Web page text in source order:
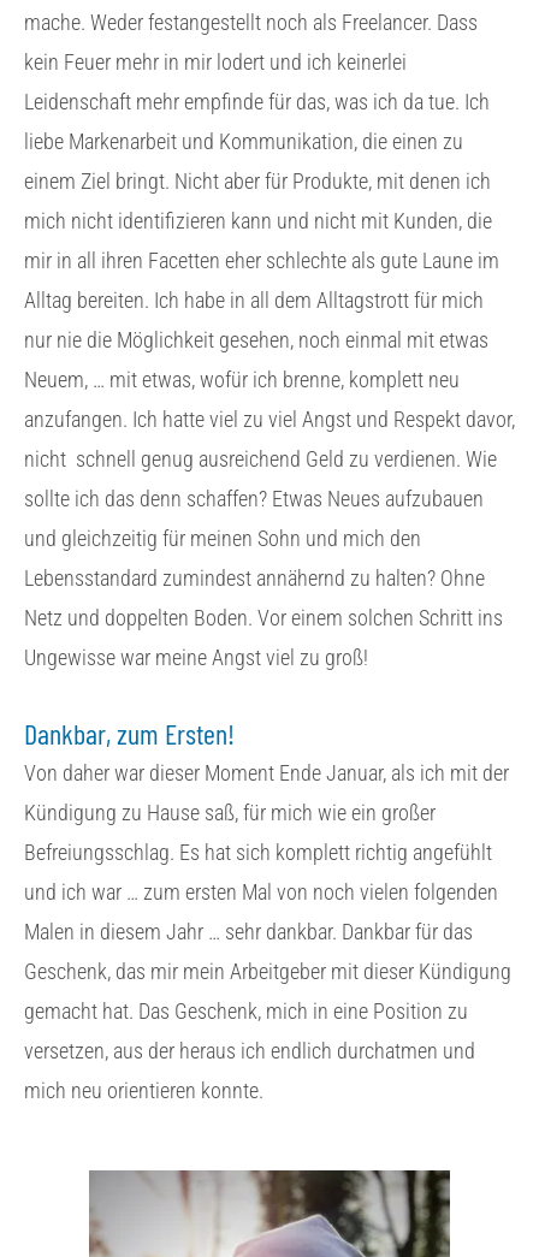
mache. Weder festangestellt noch als Freelancer. Dass
kein Feuer mehr in mir lodert und ich keinerlei
Leidenschaft mehr empfinde für das, was ich da tue. Ich
liebe Markenarbeit und Kommunikation, die einen zu
einem Ziel bringt. Nicht aber für Produkte, mit denen ich
mich nicht identifizieren kann und nicht mit Kunden, die
mir in all ihren Facetten eher schlechte als gute Laune im
Alltag bereiten. Ich habe in all dem Alltagstrott für mich
nur nie die Möglichkeit gesehen, noch einmal mit etwas
Neuem, … mit etwas, wofür ich brenne, komplett neu
anzufangen. Ich hatte viel zu viel Angst und Respekt davor,
nicht schnell genug ausreichend Geld zu verdienen. Wie
sollte ich das denn schaffen? Etwas Neues aufzubauen
und gleichzeitig für meinen Sohn und mich den
Lebensstandard zumindest annähernd zu halten? Ohne
Netz und doppelten Boden. Vor einem solchen Schritt ins
Ungewisse war meine Angst viel zu groß!
Dankbar, zum Ersten!
Von daher war dieser Moment Ende Januar, als ich mit der
Kündigung zu Hause saß, für mich wie ein großer
Befreiungsschlag. Es hat sich komplett richtig angefühlt
und ich war … zum ersten Mal von noch vielen folgenden
Malen in diesem Jahr … sehr dankbar. Dankbar für das
Geschenk, das mir mein Arbeitgeber mit dieser Kündigung
gemacht hat. Das Geschenk, mich in eine Position zu
versetzen, aus der heraus ich endlich durchatmen und
mich neu orientieren konnte.